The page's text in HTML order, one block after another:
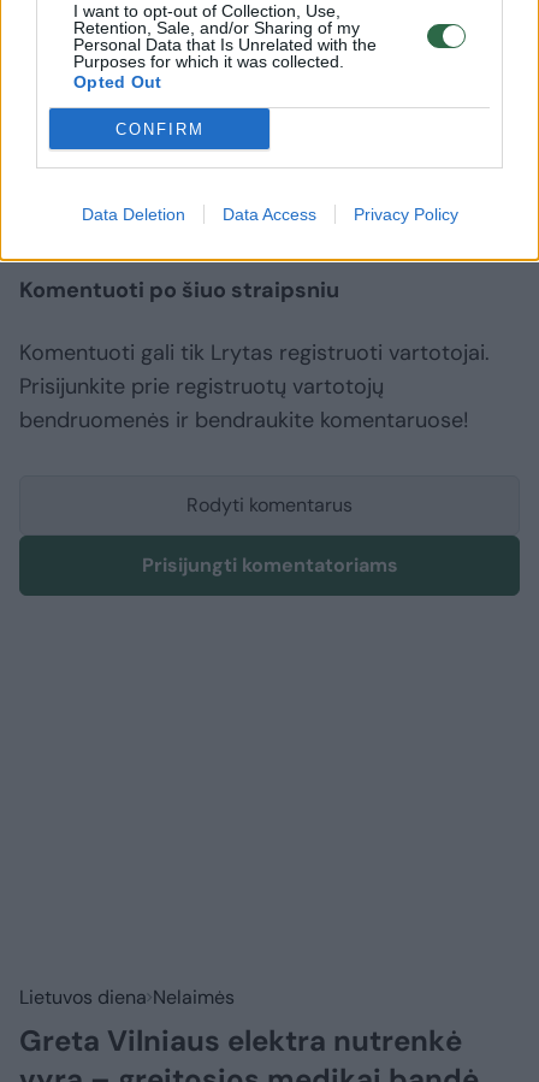
I want to opt-out of Collection, Use,
Retention, Sale, and/or Sharing of my
Personal Data that Is Unrelated with the
Purposes for which it was collected.
Opted Out
CONFIRM
Data Deletion Data Access Privacy Policy
Pradėti ikiteisminiai tyrimai dėl negalių ginklų
laikymo ir grasinimų nužudyti.
grasinimai susidorojimu Vilnius
Komentuoti po šiuo straipsniu
Komentuoti gali tik Lrytas registruoti vartotojai.
Prisijunkite prie registruotų vartotojų
bendruomenės ir bendraukite komentaruose!
Rodyti komentarus
Prisijungti komentatoriams
Lietuvos diena Nelaimės
Greta Vilniaus elektra nutrenkė